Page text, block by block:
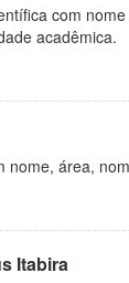
com
acadêmica.
nome, área,
Itabira